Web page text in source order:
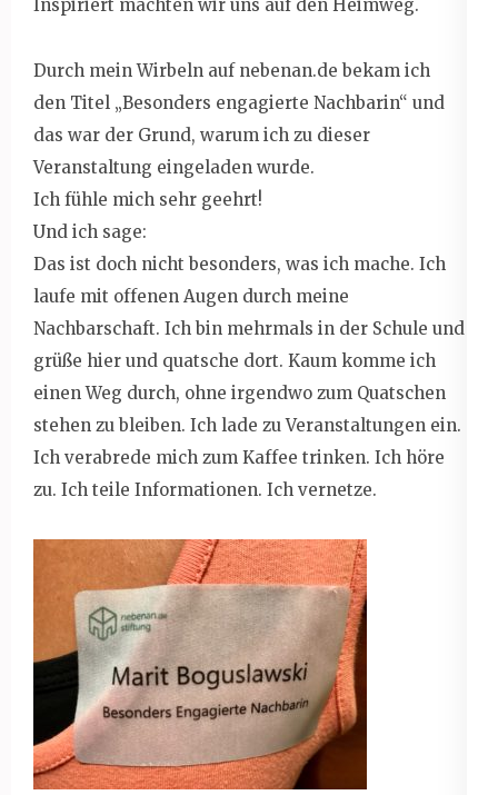
Inspiriert machten wir uns auf den Heimweg.
Durch mein Wirbeln auf nebenan.de bekam ich
den Titel „Besonders engagierte Nachbarin“ und
das war der Grund, warum ich zu dieser
Veranstaltung eingeladen wurde.
Ich fühle mich sehr geehrt!
Und ich sage:
Das ist doch nicht besonders, was ich mache. Ich
laufe mit offenen Augen durch meine
Nachbarschaft. Ich bin mehrmals in der Schule und
grüße hier und quatsche dort. Kaum komme ich
einen Weg durch, ohne irgendwo zum Quatschen
stehen zu bleiben. Ich lade zu Veranstaltungen ein.
Ich verabrede mich zum Kaffee trinken. Ich höre
zu. Ich teile Informationen. Ich vernetze.